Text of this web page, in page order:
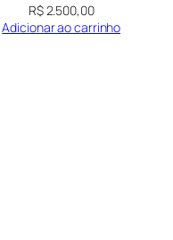
R$2.500,00
Adicionar ao carrinho